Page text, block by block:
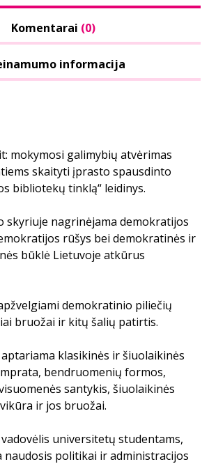
Komentarai (0)
informacija
mokymosi galimybių atvėrimas
skaityti įprasto spausdinto
bibliotekų tinklą“ leidinys.
skyriuje nagrinėjama demokratijos
rūšys bei demokratinės ir
būklė Lietuvoje atkūrus
demokratinio piliečių
bruožai ir kitų šalių patirtis.
klasikinės ir šiuolaikinės
bendruomenių formos,
santykis, šiuolaikinės
ir jos bruožai.
universitetų studentams,
naudosis politikai ir administracijos